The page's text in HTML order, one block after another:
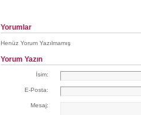
Yorumlar
Henüz Yorum Yazılmamış
Yorum Yazın
İsim:
E-Posta:
Mesaj: